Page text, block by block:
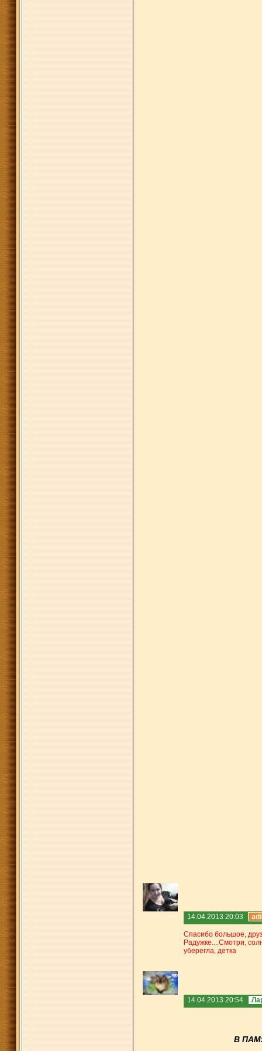
14.04.2013 20:03
Спасибо большое,
Радужке....Смотри,
уберегла, детка
14.04.2013 20:54
В